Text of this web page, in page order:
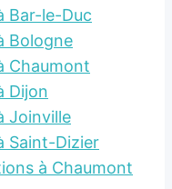
Bar-le-Duc
Bologne
Chaumont
Dijon
Joinville
Saint-Dizier
à Chaumont